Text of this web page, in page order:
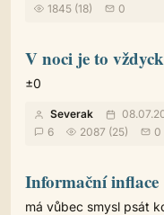
1845 (18)
0
V noci je to
±0
Severak
6
2087 (25) 0
Informační inflace
má vůbec smysl psát